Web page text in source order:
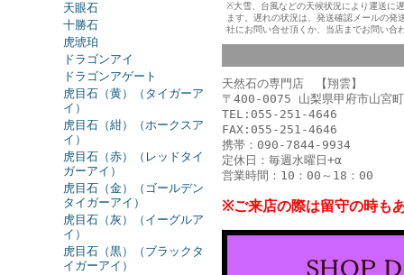
天眼石
十勝石
虎琥珀
ドラゴンアイ
ドラゴンアゲート
虎目石（黄）（タイガーア
イ）
虎目石（紺）（ホークスア
イ）
虎目石（赤）（レッドタイ
ガーアイ）
虎目石（金）（ゴールデン
タイガーアイ）
虎目石（灰）（イーグルア
イ）
虎目石（黒）（ブラックタ
イガーアイ）
※大雪、台風などの天候状況により運送に
ます。遅れの状況は、発送確認メールの発
社にお問い合せ頂くか、当店までお問い合
天然石の専門店 【翔雲】
〒400-0075 山梨県甲府市山宮
TEL:055-251-4646
FAX:055-251-4646
携帯：090-7844-9934
定休日：毎週水曜日+α
営業時間：10：00～18：00
※ご来店の際は留守の時も